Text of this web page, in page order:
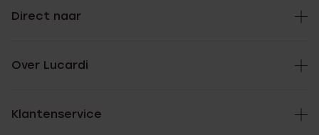
Direct naar
Over Lucardi
Klantenservice